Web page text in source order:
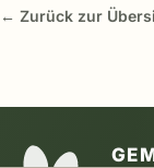
← Zurück zur